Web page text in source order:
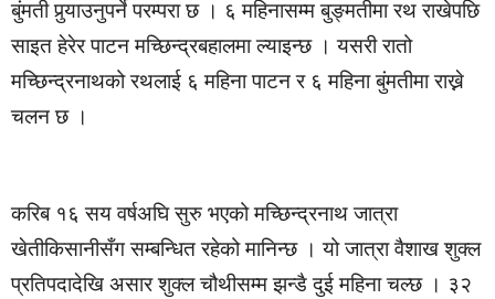
बुंमती पुर्‍याउनुपर्ने परम्परा छ । ६ महिनासम्म बुङ्मतीमा रथ राखेपछि
साइत हेरेर पाटन मच्छिन्द्रबहालमा ल्याइन्छ । यसरी रातो
मच्छिन्द्रनाथको रथलाई ६ महिना पाटन र ६ महिना बुंमतीमा राख्ने
चलन छ ।
करिब १६ सय वर्षअघि सुरु भएको मच्छिन्द्रनाथ जात्रा
खेतीकिसानीसँग सम्बन्धित रहेको मानिन्छ । यो जात्रा वैशाख शुक्ल
प्रतिपदादेखि असार शुक्ल चौथीसम्म झन्डै दुई महिना चल्छ । ३२